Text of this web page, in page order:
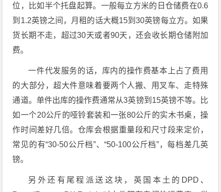
位，比如半个托盘起算。一般每立方米的日仓储费在0.6
到1.2英镑之间，月租的话大概15到30英镑每立方。如果
货长期不走，超过30天或者90天，还会收长期仓储附加
费。
一件代发服务的话，库内的操作费基本上占了费用
的大部分，超大件意味着要两个人搬、用叉车、走特殊
通道。单件出库的操作费通常从3英镑到15英镑不等。比
如一个20公斤的哑铃套装和一张80公斤的实木书桌，操
作时间差好几倍。仓库会根据重量段和尺寸段来定价，
常见的有“30-50公斤档”、“50-100公斤档”，每档差几英
镑。
另外还有尾程派送这块，英国本土的DPD、